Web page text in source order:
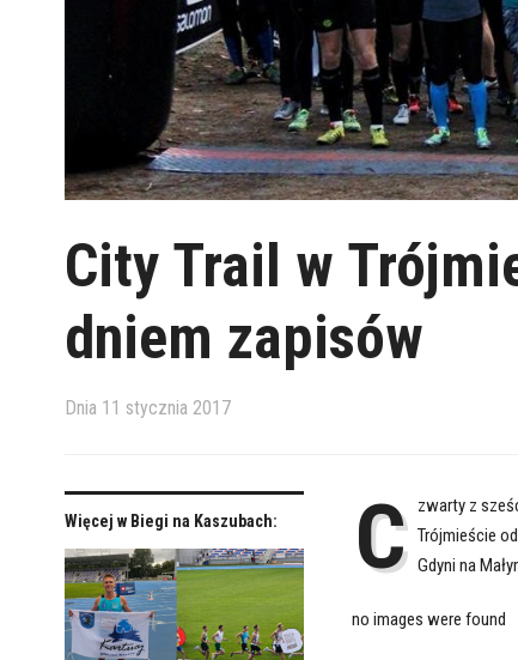
City Trail w
dniem zapisów
Dnia 11 stycznia 2017
Więcej w Biegi na Kaszubach: C
zwarty z
Trójmieście
Gdyni na
no images were found